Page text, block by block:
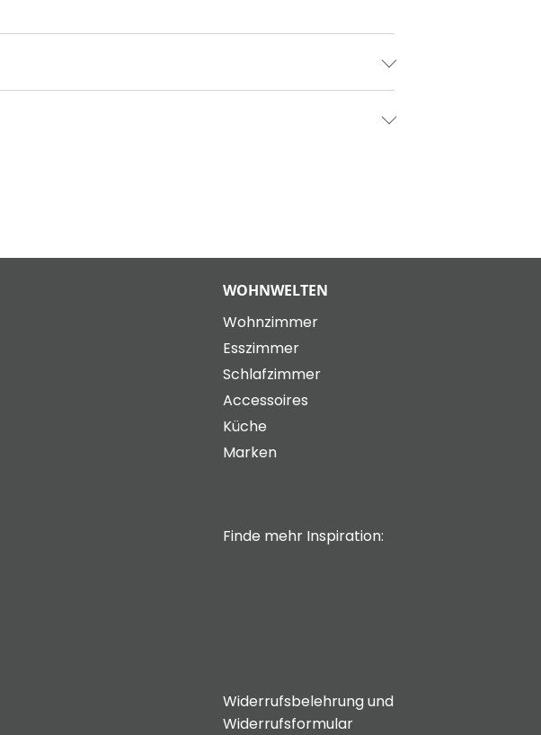
WOHNWELTEN
Wohnzimmer
Esszimmer
Schlafzimmer
Accessoires
Küche
Marken
Finde mehr Inspiration:
Widerrufsbelehrung und
Widerrufsformular